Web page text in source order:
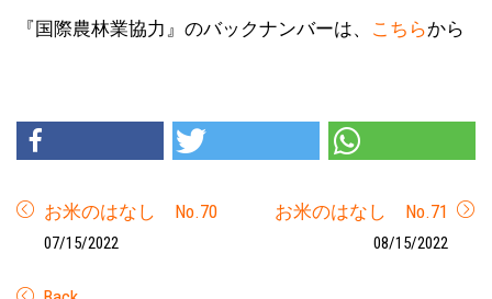
『国際農林業協力』のバックナンバーは、 こちらから
お米のはなし No.70
07/15/2022
お米のはなし No.71
08/15/2022